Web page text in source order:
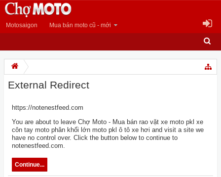
Motosaigon Mua bán moto cũ - mới
External Redirect
https://notenestfeed.com
You are about to leave Chợ Moto - Mua bán rao vặt xe moto pkl xe
côn tay moto phân khối lớn moto pkl ô tô xe hơi and visit a site we
have no control over. Click the button below to continue to
notenestfeed.com.
Continue...